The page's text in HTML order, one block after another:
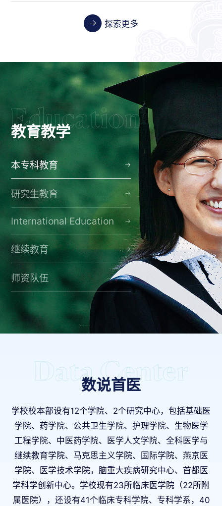
探索更多
教育教学
本专科教育
研究生教育
International Education
继续教育
师资队伍
数说首医
学校校本部设有12个学院、2个研究中心，包括基础医
学院、药学院、公共卫生学院、护理学院、生物医学
工程学院、中医药学院、医学人文学院、全科医学与
继续教育学院、马克思主义学院、国际学院、燕京医
学院、医学技术学院，脑重大疾病研究中心、首都医
学科学创新中心。学校现有23所临床医学院（22所附
属医院），还设有41个临床专科学院、专科学系，40